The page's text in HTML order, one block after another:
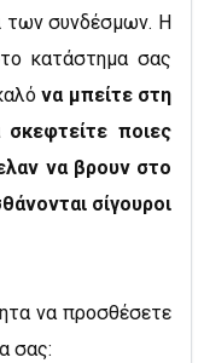
των συνδέσμων. Η
κατάστημα σας
να μπείτε στη
ποιες
να βρουν στο
σίγουροι
να προσθέσετε
σας: